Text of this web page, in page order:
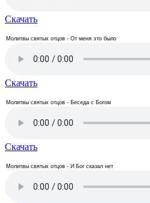
Скачать
Молитвы святых отцов - От меня это было
Скачать
Молитвы святых отцов - Беседа с Богом
Скачать
Молитвы святых отцов - И Бог сказал нет